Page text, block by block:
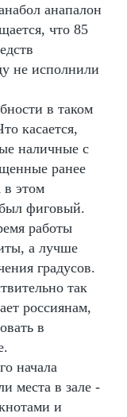
анапалон
что 85
не исполнили
в таком
касается,
наличные с
ранее
в этом
фиговый.
работы
а лучше
градусов.
так
россиянам,
в
начала
места в зале -
и